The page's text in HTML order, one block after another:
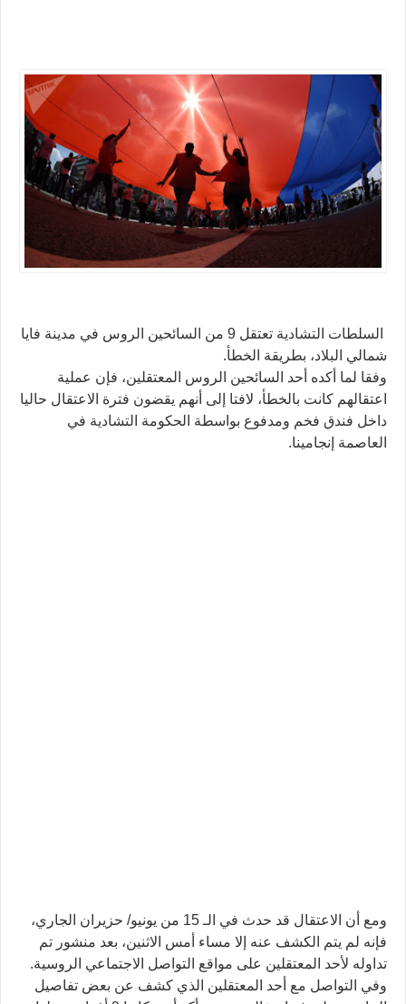
السلطات التشادية تعتقل 9 من السائحين الروس في مدينة فايا
شمالي البلاد، بطريقة الخطأ.
وفقا لما أكده أحد السائحين الروس المعتقلين، فإن عملية
اعتقالهم كانت بالخطأ، لافتا إلى أنهم يقضون فترة الاعتقال حاليا
داخل فندق فخم ومدفوع بواسطة الحكومة التشادية في
العاصمة إنجامينا.
ومع أن الاعتقال قد حدث في الـ 15 من يونيو/ حزيران الجاري،
فإنه لم يتم الكشف عنه إلا مساء أمس الاثنين، بعد منشور تم
تداوله لأحد المعتقلين على مواقع التواصل الاجتماعي الروسية.
وفي التواصل مع أحد المعتقلين الذي كشف عن بعض تفاصيل